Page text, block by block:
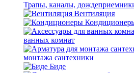
Трапы, каналы,
Вентиляция
ванных комнат
монтажа сантехники
Биде